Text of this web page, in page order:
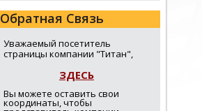
Обратная Связь
Уважаемый посетитель
страницы компании "Титан",
ЗДЕСЬ
Вы можете оставить свои
координаты, чтобы